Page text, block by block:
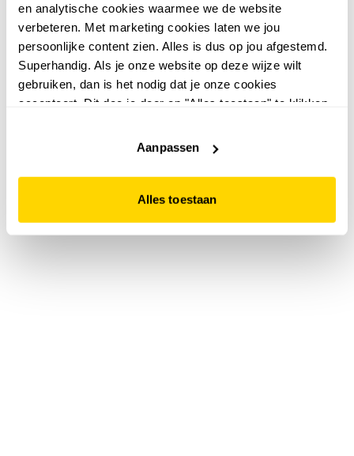
en analytische cookies waarmee we de website
verbeteren. Met marketing cookies laten we jou
persoonlijke content zien. Alles is dus op jou afgestemd.
Superhandig. Als je onze website op deze wijze wilt
gebruiken, dan is het nodig dat je onze cookies
accepteert. Dit doe je door op "Alles toestaan" te klikken.
website niet optimaal functioneert.
Aanpassen
Alles toestaan